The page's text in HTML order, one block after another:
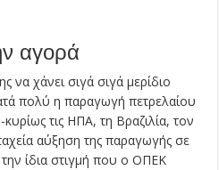
αγορά
να χάνει σιγά σιγά μερίδιο
πολύ η παραγωγή πετρελαίου
τις ΗΠΑ, τη Βραζιλία, τον
αύξηση της παραγωγής σε
ίδια στιγμή που ο ΟΠΕΚ